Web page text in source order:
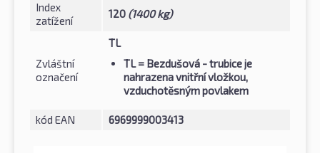
Index
zatížení
120 (1400 kg)
Zvláštní
označení
TL
TL= Bezdušová - trubice je
nahrazena vnitřní vložkou,
vzduchotěsným povlakem
kód EAN 6969999003413